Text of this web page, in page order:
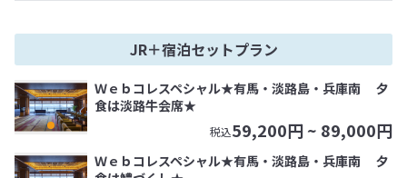
JR＋宿泊セットプラン
Ｗｅｂコレスペシャル★有馬・淡路島・兵庫南 夕
食は淡路牛会席★
税込59,200円 ~ 89,000円
Ｗｅｂコレスペシャル★有馬・淡路島・兵庫南 夕